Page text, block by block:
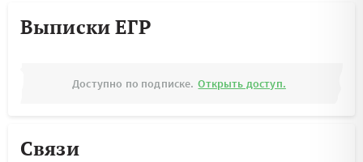
Выписки ЕГР
Доступно по подписке. Открыть доступ.
Связи